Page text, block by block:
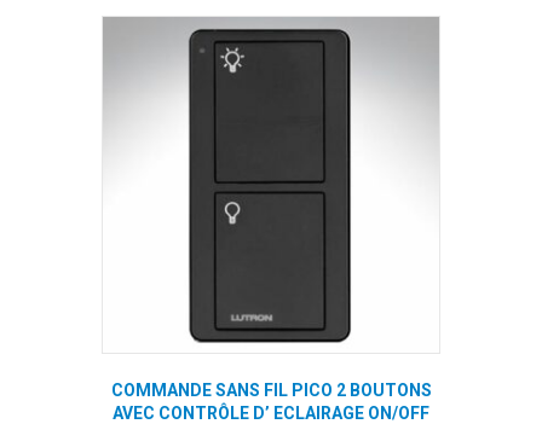
COMMANDE SANS FIL PICO 2 BOUTONS
AVEC CONTRÔLE D’ ECLAIRAGE ON/OFF